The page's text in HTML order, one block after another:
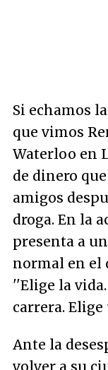
Si echamos
que vimos
Waterloo en
de dinero
amigos
droga. En la
presenta a
normal en el
''Elige la
carrera.
Ante la
volver a su